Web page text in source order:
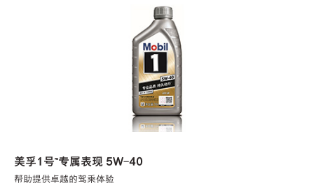
美孚1号™专属表现 5W-40
帮助提供卓越的驾乘体验